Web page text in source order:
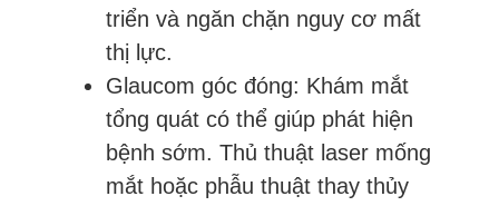
triển và ngăn chặn nguy cơ mất
thị lực.
Glaucom góc đóng: Khám mắt
tổng quát có thể giúp phát hiện
bệnh sớm. Thủ thuật laser mống
mắt hoặc phẫu thuật thay thủy